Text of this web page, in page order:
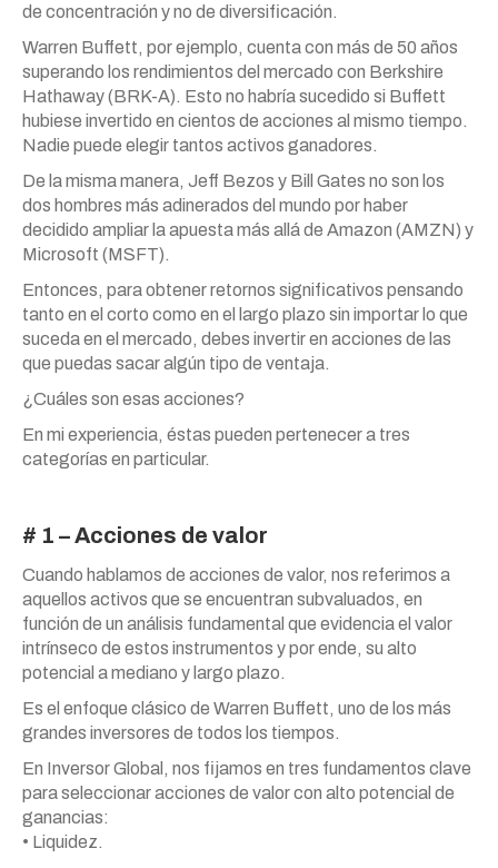
de concentración y no de diversificación.
Warren Buffett, por ejemplo, cuenta con más de 50 años
superando los rendimientos del mercado con Berkshire
Hathaway (BRK-A). Esto no habría sucedido si Buffett
hubiese invertido en cientos de acciones al mismo tiempo.
Nadie puede elegir tantos activos ganadores.
De la misma manera, Jeff Bezos y Bill Gates no son los
dos hombres más adinerados del mundo por haber
decidido ampliar la apuesta más allá de Amazon (AMZN) y
Microsoft (MSFT).
Entonces, para obtener retornos significativos pensando
tanto en el corto como en el largo plazo sin importar lo que
suceda en el mercado, debes invertir en acciones de las
que puedas sacar algún tipo de ventaja.
¿Cuáles son esas acciones?
En mi experiencia, éstas pueden pertenecer a tres
categorías en particular.
# 1 – Acciones de valor
Cuando hablamos de acciones de valor, nos referimos a
aquellos activos que se encuentran subvaluados, en
función de un análisis fundamental que evidencia el valor
intrínseco de estos instrumentos y por ende, su alto
potencial a mediano y largo plazo.
Es el enfoque clásico de Warren Buffett, uno de los más
grandes inversores de todos los tiempos.
En Inversor Global, nos fijamos en tres fundamentos clave
para seleccionar acciones de valor con alto potencial de
ganancias:
• Liquidez.